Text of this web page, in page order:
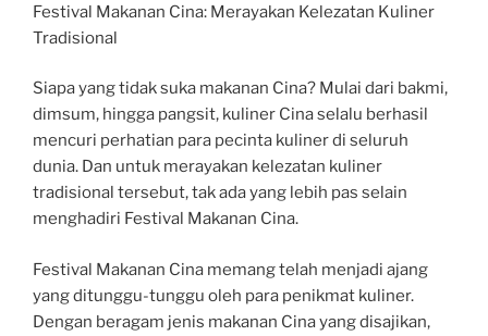
Festival Makanan Cina: Merayakan Kelezatan Kuliner
Tradisional
Siapa yang tidak suka makanan Cina? Mulai dari bakmi,
dimsum, hingga pangsit, kuliner Cina selalu berhasil
mencuri perhatian para pecinta kuliner di seluruh
dunia. Dan untuk merayakan kelezatan kuliner
tradisional tersebut, tak ada yang lebih pas selain
menghadiri Festival Makanan Cina.
Festival Makanan Cina memang telah menjadi ajang
yang ditunggu-tunggu oleh para penikmat kuliner.
Dengan beragam jenis makanan Cina yang disajikan,